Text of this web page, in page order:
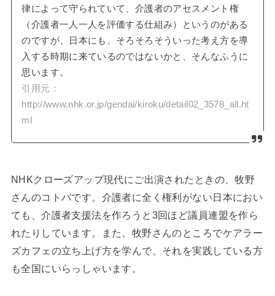
律によって守られていて、介護者のアセスメント権
（介護者一人一人を評価する仕組み）というのがある
のですが、日本にも、そろそろそういった考え方を導
入する時期に来ているのではないかと、そんなふうに
思います。
引用元：
http://www.nhk.or.jp/gendai/kiroku/detail02_3578_all.ht
ml
NHKクローズアップ現代にご出演されたときの、牧野
さんのコトバです。介護者に全く権利がない日本におい
ても、介護者支援法を作ろうと3回ほど議員連盟を作ら
れたりしています。また、牧野さんのところでケアラー
ズカフェの立ち上げ方を学んで、それを実践している方
も全国にいらっしゃいます。